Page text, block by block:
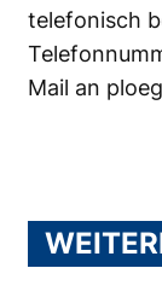
telefonisch
Mail an